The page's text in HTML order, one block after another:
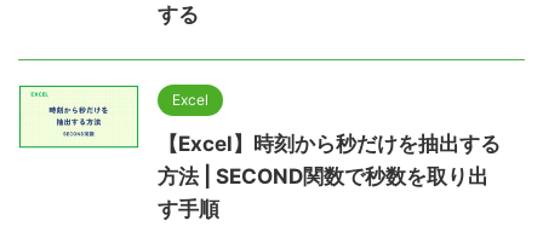
する
Excel
【Excel】時刻から秒だけを抽出する
方法 | SECOND関数で秒数を取り出
す手順